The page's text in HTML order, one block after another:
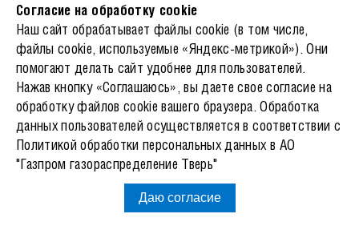
© 2026 АО «Газпром газораспределение Тверь»
Режим работы
Пн-Чт: 8:30-17:30, Пт: 8:30-16:45, перерыв 12:30-13:21
Сб-Вс - Выходной
Тел.: +74822522758
8-800-100-01-54
info@tver-gaz.ru
Социальные сети
ООО "Газпром межрегионгаз"
Согласие на обработку cookie
Наш сайт обрабатывает файлы cookie (в том числе,
файлы cookie, используемые «Яндекс-метрикой»). Они
помогают делать сайт удобнее для пользователей.
Нажав кнопку «Соглашаюсь», вы даете свое согласие на
обработку файлов cookie вашего браузера. Обработка
данных пользователей осуществляется в соответствии с
Политикой обработки персональных данных в АО
"Газпром газораспределение Тверь"
Даю согласие